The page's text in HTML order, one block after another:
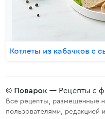
Котлеты из кабачков с
© Поварок — Рецепты с
Все рецепты, размещенные
пользователями, редакцией